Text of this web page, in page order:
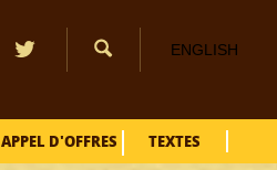
ENGLISH
APPEL D'OFFRES TEXTES